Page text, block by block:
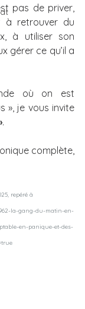
pas de priver,
à retrouver du
à utiliser son
gérer ce qu’il a
où on est
», je vous invite
.
complète,
repéré à
la-gang-du-matin-en-
en-panique-et-des-